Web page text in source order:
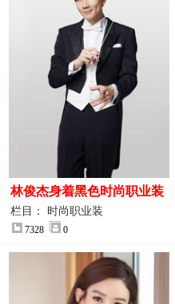
林俊杰身着黑色时尚职业装
制服图片
栏目： 时尚职业装
7328 0